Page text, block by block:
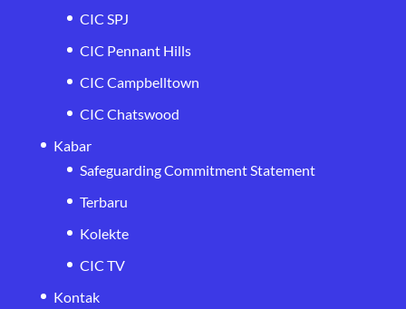
CIC SPJ
CIC Pennant Hills
CIC Campbelltown
CIC Chatswood
Kabar
Safeguarding Commitment Statement
Terbaru
Kolekte
CIC TV
Kontak